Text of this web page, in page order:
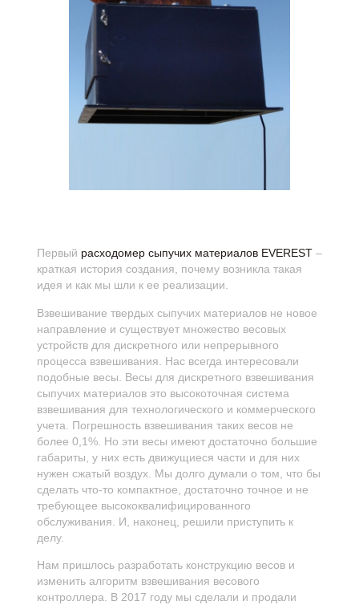
Первый расходомер сыпучих материалов ЕVЕREST–
краткая история создания, почему возникла такая
идея и как мы шли к ее реализации.
Взвешивание твердых сыпучих материалов не новое
направление и существует множество весовых
устройств для дискретного или непрерывного
процесса взвешивания. Нас всегда интересовали
подобные весы. Весы для дискретного взвешивания
сыпучих материалов это высокоточная система
взвешивания для технологического и коммерческого
учета. Погрешность взвешивания таких весов не
более 0,1%. Но эти весы имеют достаточно большие
габариты, у них есть движущиеся части и для них
нужен сжатый воздух. Мы долго думали о том, что бы
сделать что-то компактное, достаточно точное и не
требующее высококвалифицированного
обслуживания. И, наконец, решили приступить к
делу.
Нам пришлось разработать конструкцию весов и
изменить алгоритм взвешивания весового
контроллера. В 2017 году мы сделали и продали